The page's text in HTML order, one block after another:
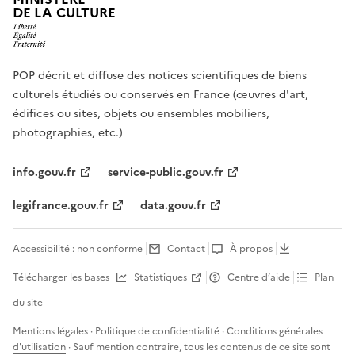
DE LA CULTURE
POP décrit et diffuse des notices scientifiques de biens
culturels étudiés ou conservés en France (œuvres d'art,
édifices ou sites, objets ou ensembles mobiliers,
photographies, etc.)
info.gouv.fr
service-public.gouv.fr
legifrance.gouv.fr
data.gouv.fr
Accessibilité : non conforme Contact
À propos
Télécharger les bases
Statistiques Centre d’aide
Plan
du site
Mentions légales · Politique de confidentialité ·Conditions générales
d'utilisation · Sauf mention contraire, tous les contenus de ce site sont